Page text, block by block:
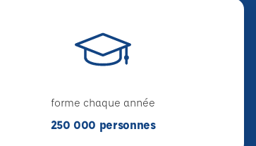
forme chaque année
250 000 personnes